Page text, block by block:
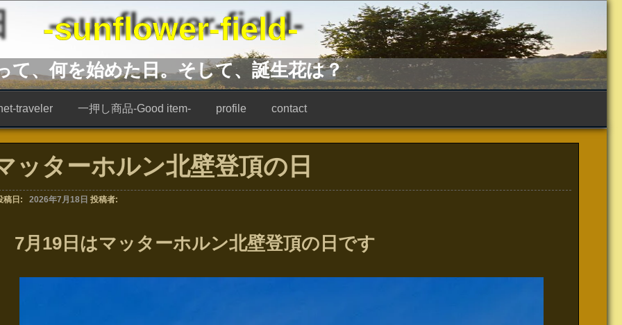
-sunflower-field-
、何を始めた日。そして、誕生花は？
traveler 一押し商品-Good item- profile contact
ッターホルン北壁登頂の日
稿日: 2026年7月18日 投稿者:
7月19日はマッターホルン北壁登頂の日です